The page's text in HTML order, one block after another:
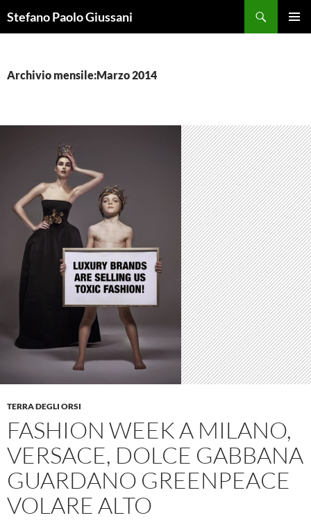
alStefano Paolo Giussani
Archivio mensile:Marzo 2014
TERRA DEGLI ORSI
FASHION WEEK A MILANO,
VERSACE, DOLCE GABBANA
GUARDANO GREENPEACE
VOLARE ALTO